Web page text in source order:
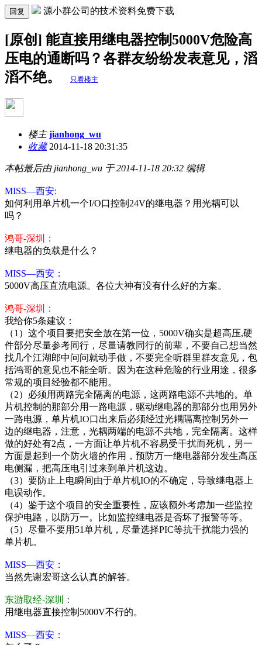
回复 源小群公司的技术资料免费下载
[原创] 能直接用继电器控制5000V危险高
压电的通断吗？各群友纷纷发表意见，滔
滔不绝。
只看楼主
楼主 jianhong_wu
收藏2014-11-18 20:31:35
本帖最后由 jianhong_wu 于 2014-11-18 20:32 编辑
MISS—西安:
如何利用单片机一个I/O口控制24V的继电器？用光耦可以
吗？
鸿哥-深圳：
继电器的负载是什么？
MISS—西安：
5000V高压直流电源。各位大神有没有什么好的方案。
鸿哥-深圳：
我给你5条建议：
（1）这个项目要把安全放在第一位，5000V确实是超高压,硬
件部分尽量参考同行，尽量请教同行的前辈，不要自己想当然
找几个江湖郎中问问就动手做，不要完全听群里群友意见，包
括鸿哥的意见也不能全听。因为在这种危险的行业用途，很多
常规的项目经验都不能用。
（2）必须用两路完全隔离的电源，这两路电源不共地的。单
片机控制的那部分用一路电源，驱动继电器的那部分也用另外
一路电源，单片机IO口出来后必须经过光耦隔离控制另外一
边的继电器，注意，光耦两端的电源不共地，完全隔离。这样
做的好处有2点，一方面让单片机不容易受干扰而死机，另一
方面是起到一个防火墙的作用，预防万一继电器部分发生高压
电侧漏，把高压电引过来到单片机这边。
（3）要防止上电瞬间由于单片机IO的不确定，导致继电器上
电误动作。
（4）鉴于这个项目的安全重要性，应该额外考虑加一些监控
保护电路，以防万一。比如监控继电器是否坏了报警等等。
（5）尽量不要用51单片机，尽量选择PIC等抗干扰能力强的
单片机。
MISS—西安：
当然先谢宏哥这么认真的解答。
东游取经-深圳：
用继电器直接控制5000V不行的。
MISS—西安：